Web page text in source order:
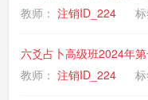
教师： 注销ID_224 标
六爻占卜高级班2024年
教师： 注销ID_224 标